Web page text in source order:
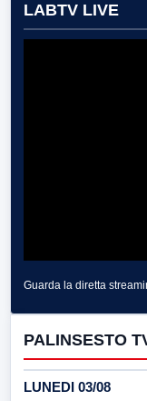
LABTV LIVE
Guarda la diretta
PALINSESTO
LUNEDI 03/08